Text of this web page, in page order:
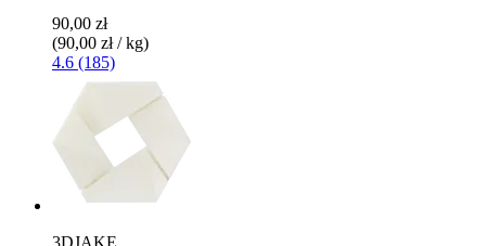
90,00 zł
(90,00 zł / kg)
4.6 (185)
3DJAKE